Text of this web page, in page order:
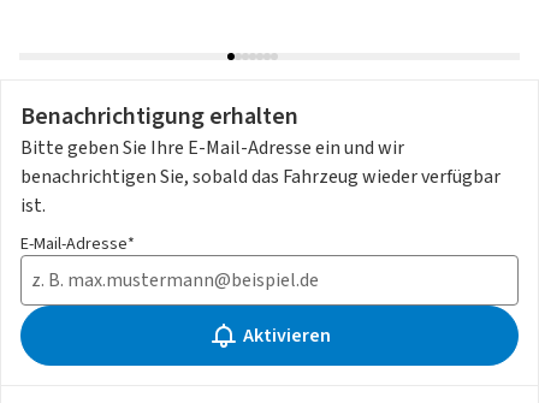
Benachrichtigung erhalten
Bitte geben Sie Ihre E-Mail-Adresse ein und wir
benachrichtigen Sie, sobald das Fahrzeug wieder verfügbar
ist.
E-Mail-Adresse*
Aktivieren